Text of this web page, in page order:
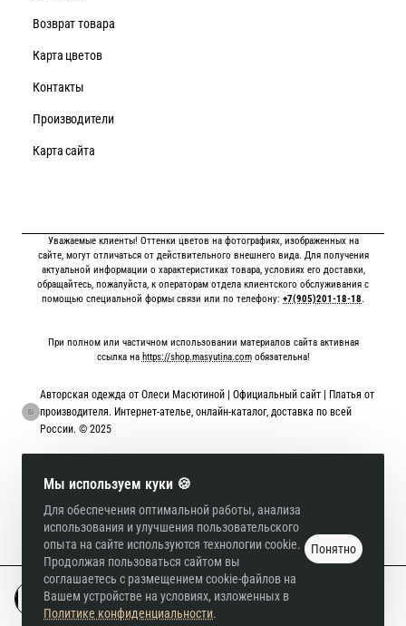
Мы используем куки 🍪
Для обеспечения оптимальной работы, анализа
использования и улучшения пользовательского
опыта на сайте используются технологии cookie.
Продолжая пользоваться сайтом вы
соглашаетесь с размещением cookie-файлов на
Вашем устройстве на условиях, изложенных в
Политике конфиденциальности.
Понятно
В корзину
Возврат товара
Карта цветов
Контакты
Производители
Карта сайта
Уважаемые клиенты! Оттенки цветов на фотографиях, изображенных на
сайте, могут отличаться от действительного внешнего вида. Для получения
актуальной информации о характеристиках товара, условиях его доставки,
обращайтесь, пожалуйста, к операторам отдела клиентского обслуживания с
помощью специальной формы связи или по телефону: +7(905)201-18-18.
При полном или частичном использовании материалов сайта активная
ссылка на https://shop.masyutina.comобязательна!
Авторская одежда от Олеси Масютиной | Официальный сайт | Платья от
производителя. Интернет-ателье, онлайн-каталог, доставка по всей
России. © 2025
Онлайн оплата картой